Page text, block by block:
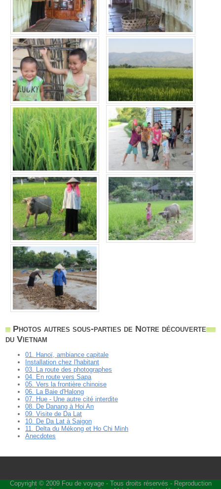
Photos autres sous-parties de Notre découverte
du Vietnam
01. Hanoï, ambiance capitale
Installation chez l'habitant
03. La route des photographes
04. En route vers Sapa
05. Vers la frontière chinoise
06. La Baie d'Halong
07. Hue - Une autre cité interdite
08. De Danang à Hoi An
09. Visite de Da Lat
10. De Da Lat à Saigon
11. Delta du Mékong et Ho Chi Minh
Anecdotes
Copyright © 2009 Fou de voyage- Tous droits réservés - Reproduction